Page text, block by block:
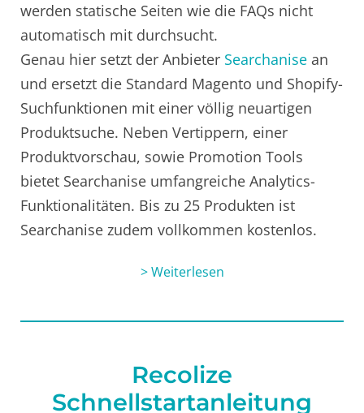
werden statische Seiten wie die FAQs nicht
automatisch mit durchsucht.
Genau hier setzt der Anbieter Searchanise an
und ersetzt die Standard Magento und Shopify-
Suchfunktionen mit einer völlig neuartigen
Produktsuche. Neben Vertippern, einer
Produktvorschau, sowie Promotion Tools
bietet Searchanise umfangreiche Analytics-
Funktionalitäten. Bis zu 25 Produkten ist
Searchanise zudem vollkommen kostenlos.
> Weiterlesen
Recolize
Schnellstartanleitung